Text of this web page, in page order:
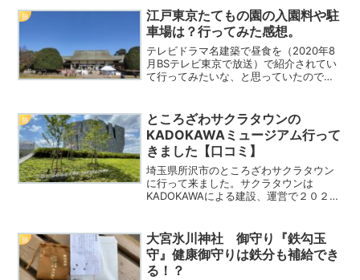
旅
江戸東京たてもの園の入園料や駐
車場は？行ってみた感想。
テレビドラマ名建築で昼食を（2020年8
月BSテレビ東京で放送）で紹介されてい
て行ってみたいな、と思っていたので東
の園ってどこにある？駐車場はある？場
所：東京都小金井市...
旅
ところざわサクラタウンの
KADOKAWAミュージアム行って
きました【口コミ】
埼玉県所沢市のところざわサクラタウン
に行って来ました。サクラタウンは
KADOKAWAによる建設、運営で２０２０
YOASOBIが歌っていた場所の美術館
（KADOKAWA武蔵野ミ...
旅
大宮氷川神社 御守り『鉄勾玉
守』健康御守りは鉄分も補給でき
る！？